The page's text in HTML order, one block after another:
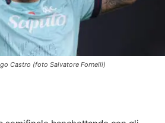
Castro (foto Salvatore Fornelli)